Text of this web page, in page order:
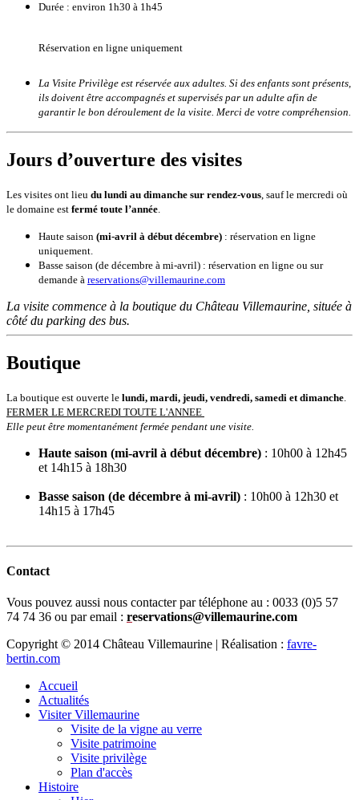
Durée : environ 1h30 à 1h45
Réservation en ligne uniquement
La Visite Privilège est réservée aux adultes. Si des enfants sont présents,
ils doivent être accompagnés et supervisés par un adulte afin de
garantir le bon déroulement de la visite. Merci de votre compréhension.
Jours d’ouverture des visites
Les visites ont lieu du lundi au dimanche sur rendez-vous , sauf le mercredi où
le domaine est fermé toute l’année
Haute saison (mi-avril à début décembre) : réservation en ligne
uniquement.
Basse saison (de décembre à mi-avril) : réservation en ligne ou sur
demande à reservations@villemaurine.com
La visite commence à la boutique du Château Villemaurine, située à
côté du parking des bus.
Boutique
La boutique est ouverte le lundi, mardi, jeudi, vendredi, samedi et dimanche
FERMER LE MERCREDI TOUTE L'ANNEE
Elle peut être momentanément fermée pendant une visite.
Haute saison (mi-avril à début décembre) : 10h00 à 12h45
et 14h15 à 18h30
Basse saison (de décembre à mi-avril) : 10h00 à 12h30 et
14h15 à 17h45
Contact
Vous pouvez aussi nous contacter par téléphone au : 0033 (0)5 57
74 74 36 ou par email : reservations@villemaurine.com
Copyright © 2014 Château Villemaurine | Réalisation : favre-
bertin.com
Accueil
Actualités
Visiter Villemaurine
Visite de la vigne au verre
Visite patrimoine
Visite privilège
Plan d'accès
Histoire